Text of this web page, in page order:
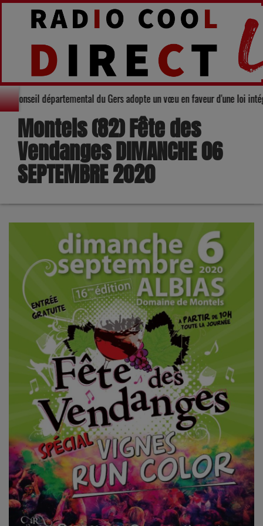
: Le Conseil départemental du Gers adopte un vœu en faveur
Montels (82) Fête des
Vendanges DIMANCHE 06
SEPTEMBRE 2020